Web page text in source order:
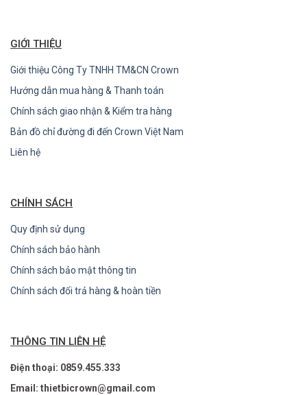
GIỚI THIỆU
Giới thiệu Công Ty TNHH TM&CN Crown
Hướng dẫn mua hàng & Thanh toán
Chính sách giao nhận & Kiểm tra hàng
Bản đồ chỉ đường đi đến Crown Việt Nam
Liên hệ
CHÍNH SÁCH
Quy định sử dụng
Chính sách bảo hành
Chính sách bảo mật thông tin
Chính sách đổi trả hàng & hoàn tiền
THÔNG TIN LIÊN HỆ
Điện thoại: 0859.455.333
Email: thietbicrown@gmail.com